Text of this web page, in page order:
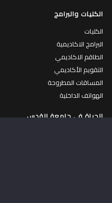
الكليات والبرامج
الكليات
البرامج الاكاديمية
الطاقم الاكاديمي
التقويم الأكاديمي
المساقات المطروحة
الهواتف الداخلية
الحياة في جامعة القدس